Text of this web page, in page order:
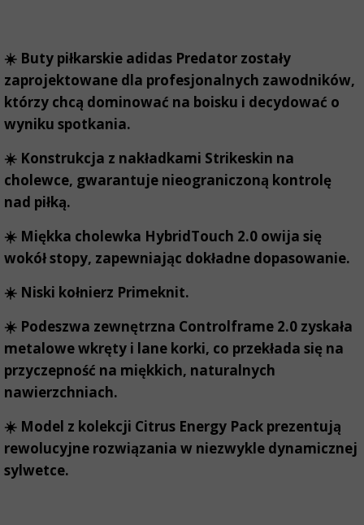
☀️ Buty piłkarskie adidas Predator zostały
zaprojektowane dla profesjonalnych zawodników,
którzy chcą dominować na boisku i decydować o
wyniku spotkania.
☀️ Konstrukcja z nakładkami Strikeskin na
cholewce, gwarantuje nieograniczoną kontrolę
nad piłką.
☀️ Miękka cholewka HybridTouch 2.0 owija się
wokół stopy, zapewniając dokładne dopasowanie.
☀️ Niski kołnierz Primeknit.
☀️ Podeszwa zewnętrzna Controlframe 2.0 zyskała
metalowe wkręty i lane korki, co przekłada się na
przyczepność na miękkich, naturalnych
nawierzchniach.
☀️ Model z kolekcji Citrus Energy Pack prezentują
rewolucyjne rozwiązania w niezwykle dynamicznej
sylwetce.